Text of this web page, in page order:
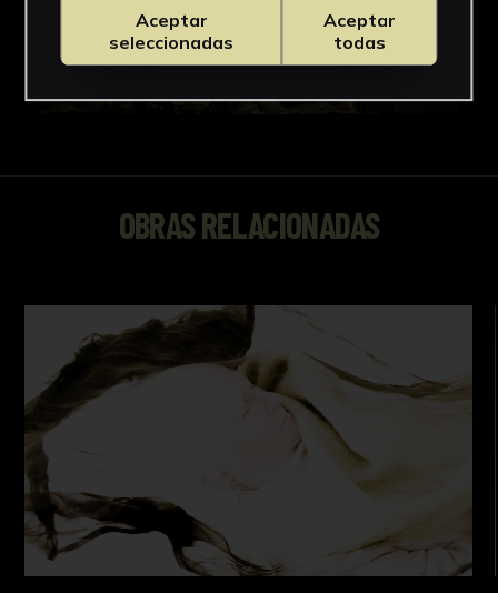
OBRAS RELACIONADAS
Aceptar
seleccionadas
Aceptar
todas